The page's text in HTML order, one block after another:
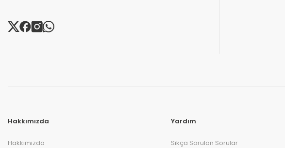
Hakkımızda
Hakkımızda
Yardım
Sıkça Sorulan Sorular